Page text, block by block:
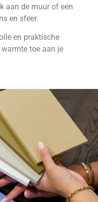
aan de muur of een
en sfeer.
en praktische
toe aan je